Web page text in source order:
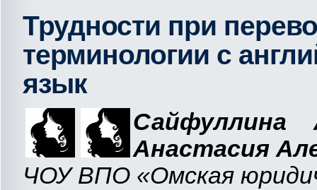
Трудности при
терминологии с
язык
Анастасия
ЧОУ ВПО «Омская